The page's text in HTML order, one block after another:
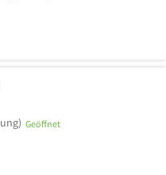
Geöffnet